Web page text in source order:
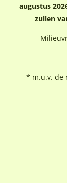
augustus
zullen
* m.u.v. de